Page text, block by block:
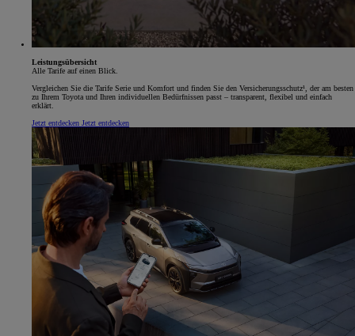
Leistungsübersicht
Alle Tarife auf einen Blick.
Vergleichen Sie die Tarife Serie und Komfort und finden Sie den Versicherungsschutz¹, der am besten
zu Ihrem Toyota und Ihren individuellen Bedürfnissen passt – transparent, flexibel und einfach
erklärt.
Jetzt entdecken Jetzt entdecken